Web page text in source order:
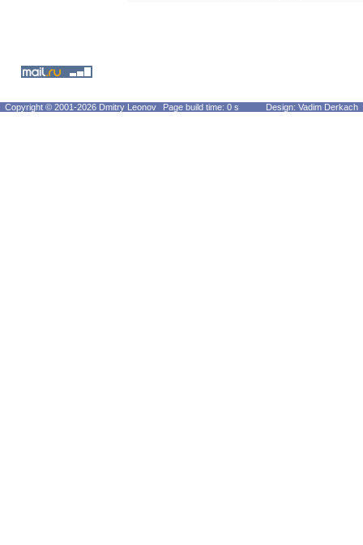
Copyright © 2001-2026 Dmitry Leonov Page build time: 0 s Design: Vadim Derkach